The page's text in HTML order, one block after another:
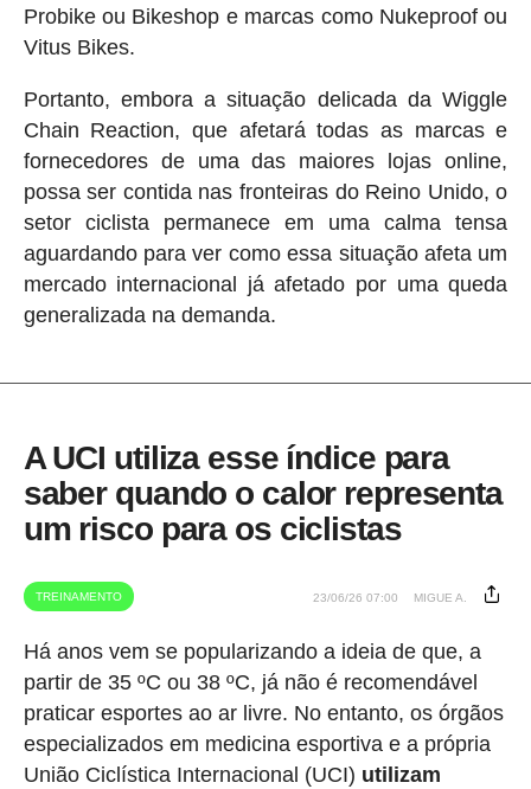
Probike ou Bikeshop e marcas como Nukeproof ou
Vitus Bikes.
Portanto, embora a situação delicada da Wiggle
Chain Reaction, que afetará todas as marcas e
fornecedores de uma das maiores lojas online,
possa ser contida nas fronteiras do Reino Unido, o
setor ciclista permanece em uma calma tensa
aguardando para ver como essa situação afeta um
mercado internacional já afetado por uma queda
generalizada na demanda.
A UCI utiliza esse índice para
saber quando o calor representa
um risco para os ciclistas
TREINAMENTO 23/06/26 07:00 MIGUE A.
Há anos vem se popularizando a ideia de que, a
partir de 35 ºC ou 38 ºC, já não é recomendável
praticar esportes ao ar livre. No entanto, os órgãos
especializados em medicina esportiva e a própria
União Ciclística Internacional (UCI) utilizam